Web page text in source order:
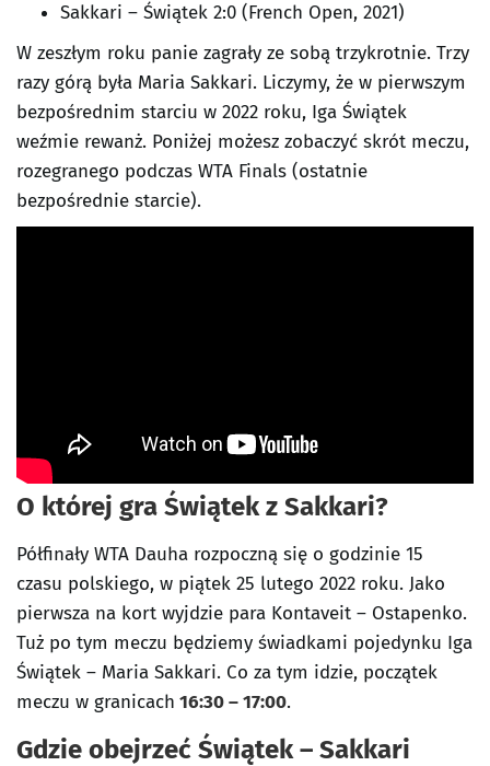
Sakkari – Świątek 2:0 (French Open, 2021)
W zeszłym roku panie zagrały ze sobą trzykrotnie. Trzy
razy górą była Maria Sakkari. Liczymy, że w pierwszym
bezpośrednim starciu w 2022 roku, Iga Świątek
weźmie rewanż. Poniżej możesz zobaczyć skrót meczu,
rozegranego podczas WTA Finals (ostatnie
bezpośrednie starcie).
O której gra Świątek z Sakkari?
Półfinały WTA Dauha rozpoczną się o godzinie 15
czasu polskiego, w piątek 25 lutego 2022 roku. Jako
pierwsza na kort wyjdzie para Kontaveit – Ostapenko.
Tuż po tym meczu będziemy świadkami pojedynku Iga
Świątek – Maria Sakkari. Co za tym idzie, początek
meczu w granicach 16:30 – 17:00.
Gdzie obejrzeć Świątek – Sakkari